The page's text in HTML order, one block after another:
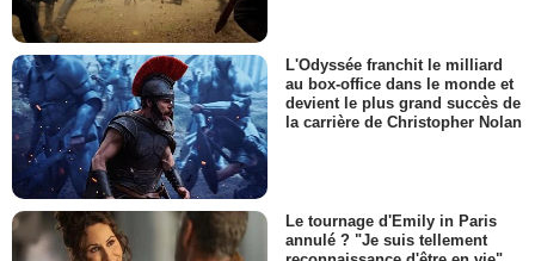
L'Odyssée franchit le milliard
au box-office dans le monde et
devient le plus grand succès de
la carrière de Christopher Nolan
Le tournage d'Emily in Paris
annulé ? "Je suis tellement